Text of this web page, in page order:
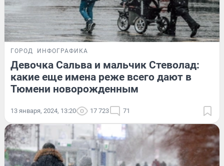
ГОРОД ИНФОГРАФИКА
Девочка Сальва и мальчик Стеволад:
какие еще имена реже всего дают в
Тюмени новорожденным
13 января, 2024, 13:20 17 723 71